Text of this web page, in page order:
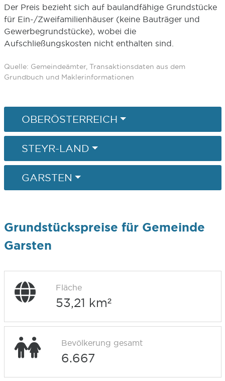
Der Preis bezieht sich auf baulandfähige Grundstücke
für Ein-/Zweifamilienhäuser (keine Bauträger und
Gewerbegrundstücke), wobei die
Aufschließungskosten nicht enthalten sind.
Quelle: Gemeindeämter, Transaktionsdaten aus dem
Grundbuch und Maklerinformationen
OBERÖSTERREICH
STEYR-LAND
GARSTEN
Grundstückspreise für Gemeinde
Garsten
Fläche
53,21 km²
Bevölkerung gesamt
6.667